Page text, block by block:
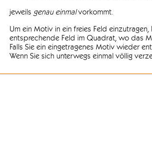
jeweils genau einmalvorkommt.
Um ein Motiv in ein freies Feld
entsprechende Feld im Quadrat, wo das
Falls Sie ein eingetragenes Motiv wieder
Wenn Sie sich unterwegs einmal völlig